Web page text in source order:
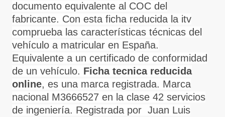
documento equivalente al COC del
fabricante. Con esta ficha reducida la itv
comprueba las características técnicas del
vehículo a matricular en España.
Equivalente a un certificado de conformidad
de un vehículo. Ficha tecnica reducida
online, es una marca registrada. Marca
nacional M3666527 en la clase 42 servicios
de ingeniería. Registrada por Juan Luis